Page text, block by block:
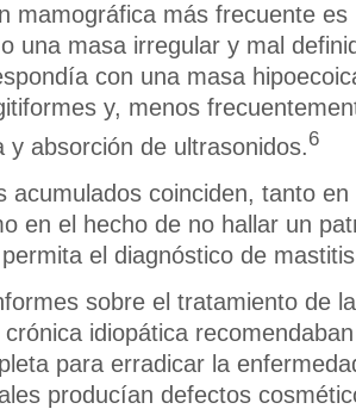
mamográfica más frecuente
una masa irregular y mal
con una masa
y, menos
y absorción de ultrasonidos.6
acumulados coinciden, tanto
en el hecho de no hallar un
el diagnóstico de
sobre el tratamiento de
idiopática
para erradicar la
producían defectos